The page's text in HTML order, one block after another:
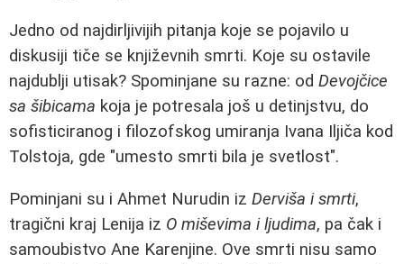
Jedno od najdirljivijih pitanja koje se pojavilo u
diskusiji tiče se književnih smrti. Koje su ostavile
najdublji utisak? Spominjane su razne: od Devojčice
sa šibicama koja je potresala još u detinjstvu, do
sofisticiranog i filozofskog umiranja Ivana Iljiča kod
Tolstoja, gde "umesto smrti bila je svetlost".
Pominjani su i Ahmet Nurudin iz Derviša i smrti,
tragični kraj Lenija iz O miševima i ljudima, pa čak i
samoubistvo Ane Karenjine. Ove smrti nisu samo